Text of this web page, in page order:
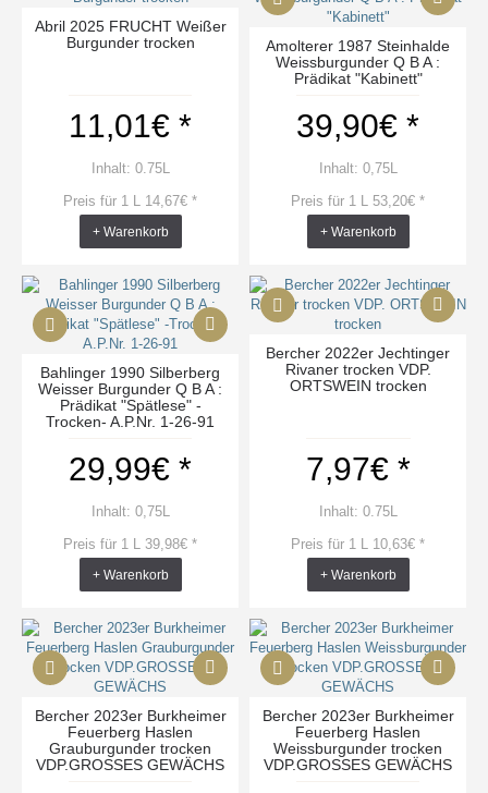
Abril 2025 FRUCHT Weißer
Burgunder trocken
11,01€ *
Inhalt: 0.75L
Preis für 1 L 14,67€ *
+ Warenkorb
Amolterer 1987 Steinhalde
Weissburgunder Q B A :
Prädikat "Kabinett"
39,90€ *
Inhalt: 0,75L
Preis für 1 L 53,20€ *
+ Warenkorb
Bahlinger 1990 Silberberg
Weisser Burgunder Q B A :
Prädikat "Spätlese" -
Trocken- A.P.Nr. 1-26-91
29,99€ *
Inhalt: 0,75L
Preis für 1 L 39,98€ *
+ Warenkorb
Bercher 2022er Jechtinger
Rivaner trocken VDP.
ORTSWEIN trocken
7,97€ *
Inhalt: 0.75L
Preis für 1 L 10,63€ *
+ Warenkorb
Bercher 2023er Burkheimer
Feuerberg Haslen
Grauburgunder trocken
VDP.GROSSES GEWÄCHS
Bercher 2023er Burkheimer
Feuerberg Haslen
Weissburgunder trocken
VDP.GROSSES GEWÄCHS